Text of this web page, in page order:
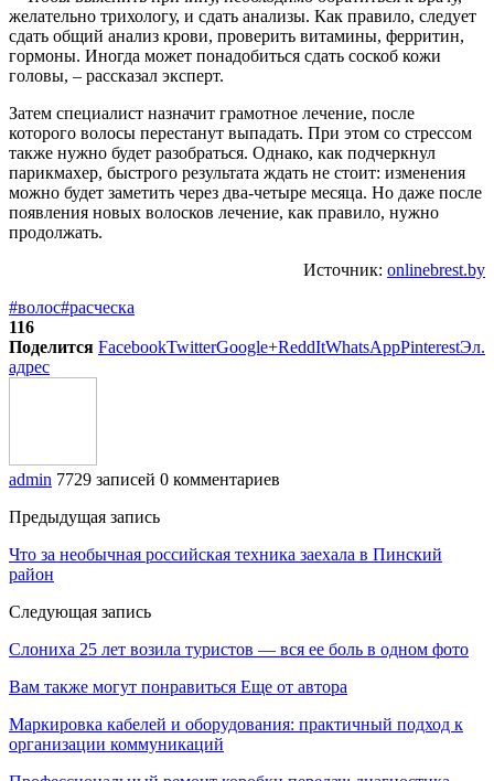
желательно трихологу, и сдать анализы. Как правило, следует
сдать общий анализ крови, проверить витамины, ферритин,
гормоны. Иногда может понадобиться сдать соскоб кожи
головы, – рассказал эксперт.
Затем специалист назначит грамотное лечение, после
которого волосы перестанут выпадать. При этом со стрессом
также нужно будет разобраться. Однако, как подчеркнул
парикмахер, быстрого результата ждать не стоит: изменения
можно будет заметить через два-четыре месяца. Но даже после
появления новых волосков лечение, как правило, нужно
продолжать.
Источник: onlinebrest.by
#волос#расческа
116
Поделится FacebookTwitterGoogle+ReddItWhatsAppPinterestЭл.
адрес
admin 7729 записей 0 комментариев
Предыдущая запись
Что за необычная российская техника заехала в Пинский
район
Следующая запись
Слониха 25 лет возила туристов — вся ее боль в одном фото
Вам также могут понравиться Еще от автора
Маркировка кабелей и оборудования: практичный подход к
организации коммуникаций